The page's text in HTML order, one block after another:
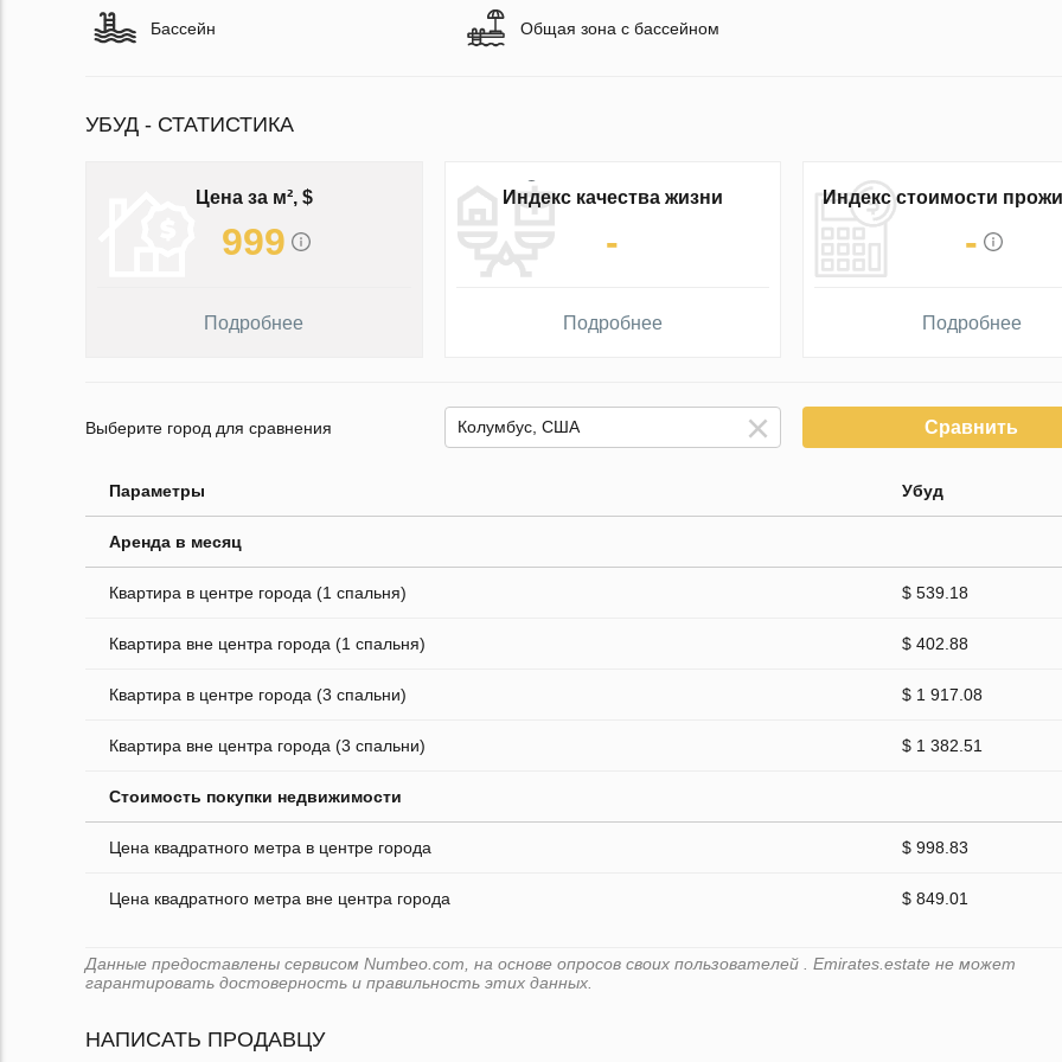
Бассейн Общая зона с бассейном
УБУД - СТАТИСТИКА
Цена за м², $
999
Подробнее
Индекс качества жизни
-
Подробнее
Индекс стоимости
-
Подробнее
Выберите город для сравнения Сравнить
Параметры Убуд
Аренда в месяц
Квартира в центре города (1 спальня) $ 539.18
Квартира вне центра города (1 спальня) $ 402.88
Квартира в центре города (3 спальни) $ 1 917.08
Квартира вне центра города (3 спальни) $ 1 382.51
Стоимость покупки недвижимости
Цена квадратного метра в центре города $ 998.83
Цена квадратного метра вне центра города $ 849.01
Данные предоставлены сервисом Numbeo.com, на основе опросов своих пользователей . Emirates.estate не может
гарантировать достоверность и правильность этих данных.
НАПИСАТЬ ПРОДАВЦУ